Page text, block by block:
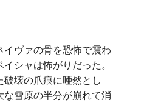
ヴァの骨を恐怖で震わ
シャは怖がりだった。
壊の爪痕に唖然とし
雪原の半分が崩れて消